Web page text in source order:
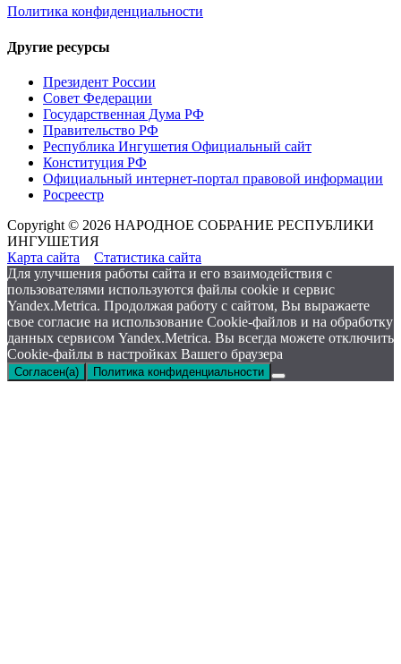
Политика конфиденциальности
Другие ресурсы
Президент России
Совет Федерации
Государственная Дума РФ
Правительство РФ
Республика Ингушетия Официальный сайт
Конституция РФ
Официальный интернет-портал правовой информации
Росреестр
Copyright © 2026 НАРОДНОЕ СОБРАНИЕ РЕСПУБЛИКИ
ИНГУШЕТИЯ
Карта сайта
Статистика сайта
Для улучшения работы сайта и его взаимодействия с
пользователями используются файлы cookie и сервис
Yandex.Metrica. Продолжая работу с сайтом, Вы выражаете
свое согласие на использование Cookie-файлов и на обработку
данных сервисом Yandex.Metrica. Вы всегда можете отключить
Cookie-файлы в настройках Вашего браузера
Согласен(а) Политика конфиденциальности